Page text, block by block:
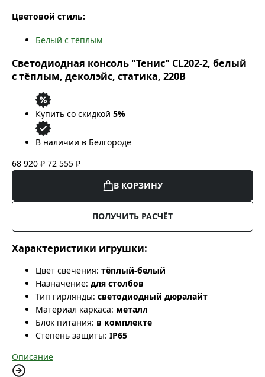
Цветовой стиль:
Белый с тёплым
Светодиодная консоль "Тенис" CL202-2, белый
с тёплым, деколэйс, статика, 220В
Купить со скидкой 5%
В наличии в Белгороде
68 920 ₽ 72 555 ₽
В КОРЗИНУ
ПОЛУЧИТЬ РАСЧЁТ
Характеристики игрушки:
Цвет свечения: тёплый-белый
Назначение: для столбов
Тип гирлянды: светодиодный дюралайт
Материал каркаса: металл
Блок питания: в комплекте
Степень защиты: IP65
Описание